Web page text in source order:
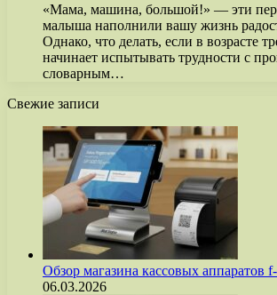
«Мама, машина, большой!» — эти
малыша наполнили вашу жизнь
Однако, что делать, если в возрасте
начинает испытывать трудности с
словарным…
Свежие записи
Обзор магазина кассовых аппаратов
06.03.2026